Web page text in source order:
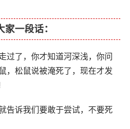
家一段话：
过了，你才知道河深浅，你问
，松鼠说被淹死了，现在才发
告诉我们要敢于尝试，不要死